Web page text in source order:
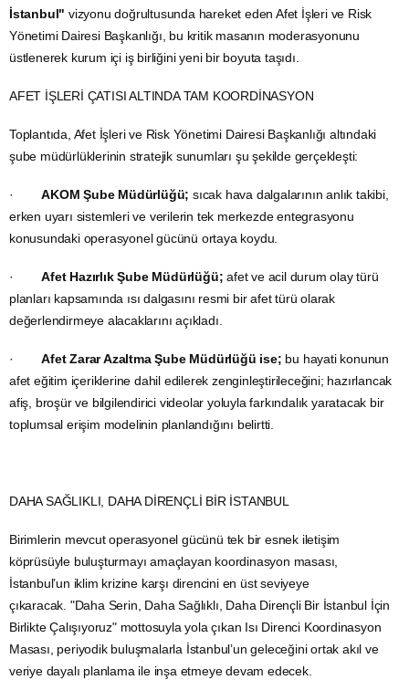
İstanbul" vizyonu doğrultusunda hareket eden Afet İşleri ve Risk
Yönetimi Dairesi Başkanlığı, bu kritik masanın moderasyonunu
üstlenerek kurum içi iş birliğini yeni bir boyuta taşıdı.
AFET İŞLERİ ÇATISI ALTINDA TAM KOORDİNASYON
Toplantıda, Afet İşleri ve Risk Yönetimi Dairesi Başkanlığı altındaki
şube müdürlüklerinin stratejik sunumları şu şekilde gerçekleşti:
·AKOM Şube Müdürlüğü; sıcak hava dalgalarının anlık takibi,
erken uyarı sistemleri ve verilerin tek merkezde entegrasyonu
konusundaki operasyonel gücünü ortaya koydu.
·Afet Hazırlık Şube Müdürlüğü; afet ve acil durum olay türü
planları kapsamında ısı dalgasını resmi bir afet türü olarak
değerlendirmeye alacaklarını açıkladı.
·Afet Zarar Azaltma Şube Müdürlüğü ise; bu hayati konunun
afet eğitim içeriklerine dahil edilerek zenginleştirileceğini; hazırlancak
afiş, broşür ve bilgilendirici videolar yoluyla farkındalık yaratacak bir
toplumsal erişim modelinin planlandığını belirtti.
DAHA SAĞLIKLI, DAHA DİRENÇLİ BİR İSTANBUL
Birimlerin mevcut operasyonel gücünü tek bir esnek iletişim
köprüsüyle buluşturmayı amaçlayan koordinasyon masası,
İstanbul’un iklim krizine karşı direncini en üst seviyeye
çıkaracak. "Daha Serin, Daha Sağlıklı, Daha Dirençli Bir İstanbul İçin
Birlikte Çalışıyoruz" mottosuyla yola çıkan Isı Direnci Koordinasyon
Masası, periyodik buluşmalarla İstanbul’un geleceğini ortak akıl ve
veriye dayalı planlama ile inşa etmeye devam edecek.